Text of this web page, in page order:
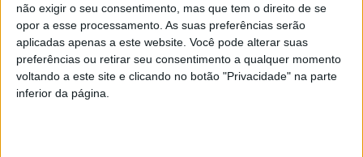
não exigir o seu consentimento, mas que tem o direito de se
opor a esse processamento. As suas preferências serão
aplicadas apenas a este website. Você pode alterar suas
preferências ou retirar seu consentimento a qualquer momento
voltando a este site e clicando no botão "Privacidade" na parte
inferior da página.